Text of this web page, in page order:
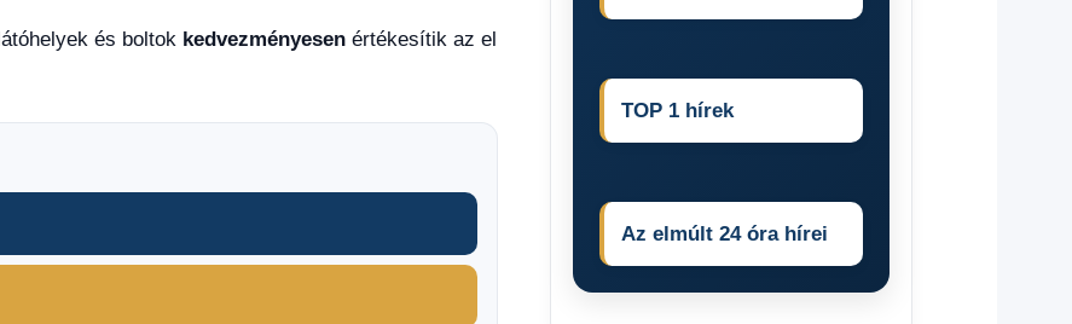
és boltok kedvezményesen értékesítik az el
TOP 1 hírek
Az elmúlt 24 óra hírei